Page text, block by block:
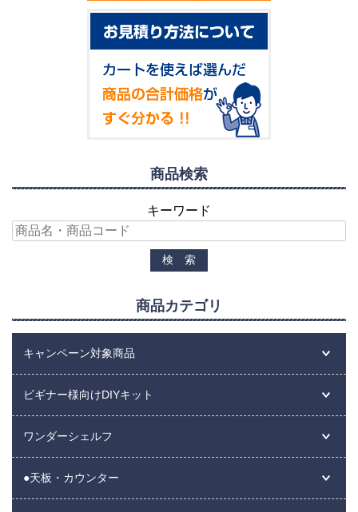
商品検索
キーワード
商品カテゴリ
キャンペーン対象商品
ビギナー様向けDIYキット
ワンダーシェルフ
●天板・カウンター